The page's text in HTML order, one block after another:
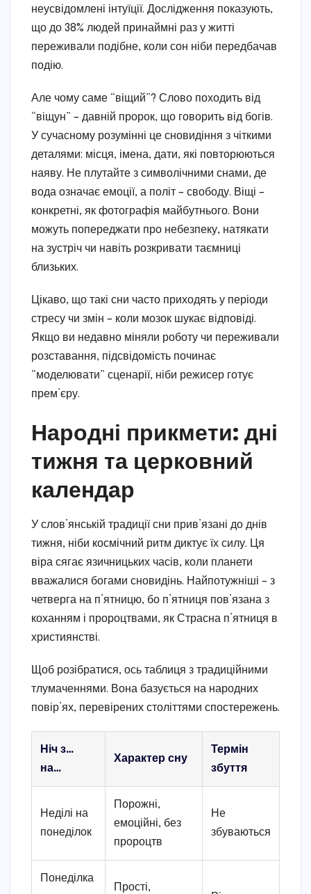
неусвідомлені інтуїції. Дослідження показують,
що до 38% людей принаймні раз у житті
переживали подібне, коли сон ніби передбачав
подію.
Але чому саме “віщий”? Слово походить від
“віщун” – давній пророк, що говорить від богів.
У сучасному розумінні це сновидіння з чіткими
деталями: місця, імена, дати, які повторюються
наяву. Не плутайте з символічними снами, де
вода означає емоції, а політ – свободу. Віщі –
конкретні, як фотографія майбутнього. Вони
можуть попереджати про небезпеку, натякати
на зустріч чи навіть розкривати таємниці
близьких.
Цікаво, що такі сни часто приходять у періоди
стресу чи змін – коли мозок шукає відповіді.
Якщо ви недавно міняли роботу чи переживали
розставання, підсвідомість починає
“моделювати” сценарії, ніби режисер готує
прем’єру.
Народні прикмети: дні
тижня та церковний
календар
У слов’янській традиції сни прив’язані до днів
тижня, ніби космічний ритм диктує їх силу. Ця
віра сягає язичницьких часів, коли планети
вважалися богами сновидінь. Найпотужніші – з
четверга на п’ятницю, бо п’ятниця пов’язана з
коханням і пророцтвами, як Страсна п’ятниця в
християнстві.
Щоб розібратися, ось таблиця з традиційними
тлумаченнями. Вона базується на народних
повір’ях, перевірених століттями спостережень.
Ніч з…
на…
Характер сну
Термін
збуття
Неділі на
понеділок
Порожні,
емоційні, без
пророцтв
Не
збуваються
Понеділка
Прості,